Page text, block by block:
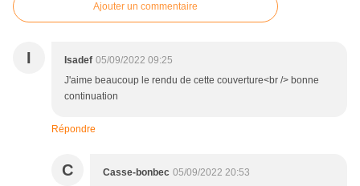
Ajouter un commentaire
I Isadef 05/09/2022 09:25
J'aime beaucoup le rendu de cette couverture<br /> bonne
continuation
Répondre
C Casse-bonbec 05/09/2022 20:53